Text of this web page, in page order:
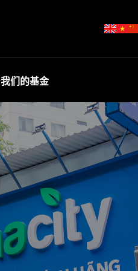
我们的基金